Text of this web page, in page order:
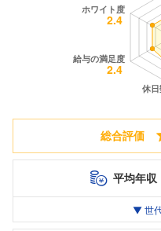
総合評価
平均年収
最高年収
20代
534万
▼ 世